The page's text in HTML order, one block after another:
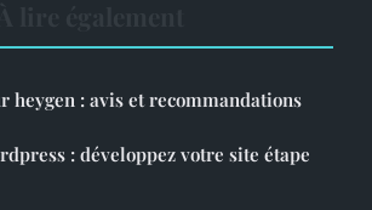
heygen : avis et recommandations
: développez votre site étape